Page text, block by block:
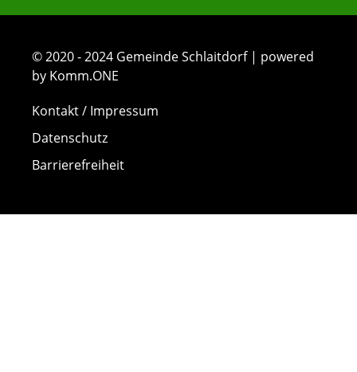
© 2020 - 2024 Gemeinde Schlaitdorf | powered
by Komm.ONE
Kontakt / Impressum
Datenschutz
Barrierefreiheit